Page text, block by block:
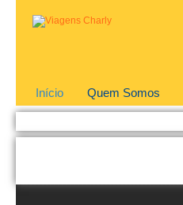
Início Quem Somos